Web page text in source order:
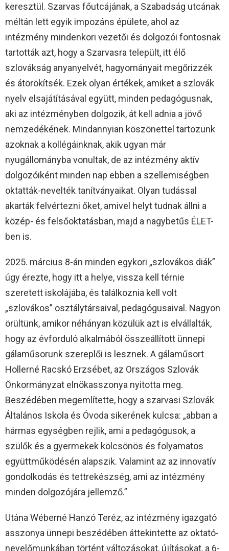
keresztül. Szarvas főutcájának, a Szabadság utcának
méltán lett egyik impozáns épülete, ahol az
intézmény mindenkori vezetői és dolgozói fontosnak
tartották azt, hogy a Szarvasra települt, itt élő
szlovákság anyanyelvét, hagyományait megőrizzék
és átörökítsék. Ezek olyan értékek, amiket a szlovák
nyelv elsajátításával együtt, minden pedagógusnak,
aki az intézményben dolgozik, át kell adnia a jövő
nemzedékének. Mindannyian köszönettel tartozunk
azoknak a kollégáinknak, akik ugyan már
nyugállományba vonultak, de az intézmény aktív
dolgozóiként minden nap ebben a szellemiségben
oktatták-nevelték tanítványaikat. Olyan tudással
akarták felvértezni őket, amivel helyt tudnak állni a
közép- és felsőoktatásban, majd a nagybetűs ÉLET-
ben is.
2025. március 8-án minden egykori „szlovákos diák”
úgy érezte, hogy itt a helye, vissza kell térnie
szeretett iskolájába, és találkoznia kell volt
„szlovákos” osztálytársaival, pedagógusaival. Nagyon
örültünk, amikor néhányan közülük azt is elvállalták,
hogy az évforduló alkalmából összeállított ünnepi
gálaműsorunk szereplői is lesznek. A gálaműsort
Hollerné Racskó Erzsébet, az Országos Szlovák
Önkormányzat elnökasszonya nyitotta meg.
Beszédében megemlítette, hogy a szarvasi Szlovák
Általános Iskola és Óvoda sikerének kulcsa: „abban a
hármas egységben rejlik, ami a pedagógusok, a
szülők és a gyermekek kölcsönös és folyamatos
együttműködésén alapszik. Valamint az az innovatív
gondolkodás és tettrekészség, ami az intézmény
minden dolgozójára jellemző.”
Utána Wéberné Hanzó Teréz, az intézmény igazgató
asszonya ünnepi beszédében áttekintette az oktató-
nevelőmunkában történt változásokat, újításokat, a 6-